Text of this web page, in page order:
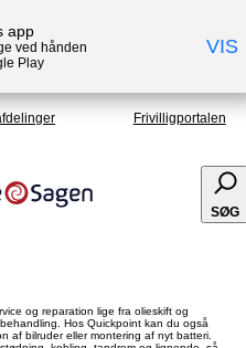
app
ved hånden
Play
VIS
Frivilligportalen
SØG
og reparation lige fra olieskift og
Hos Quickpoint kan du også
af bilruder eller montering af nyt batteri.